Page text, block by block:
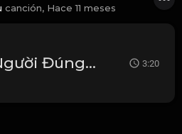
canción, Hace 11 meses
Gặp Người Đúng Lúc (OST Có tôi ở đây rồi). 3:20